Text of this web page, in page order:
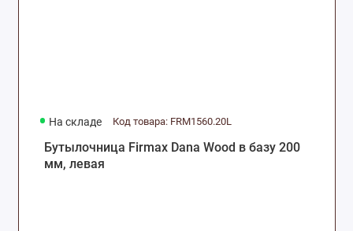
На складе Код товара: FRM1560.20L
Бутылочница Firmax Dana Wood в базу 200
мм, левая